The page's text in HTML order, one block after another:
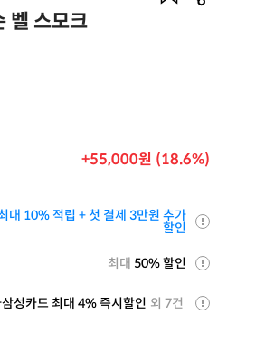
벨 스모크
+55,000원 (18.6%)
대 10% 적립 + 첫 결제 3만원 추가
할인
최대 50% 할인
성카드 최대 4% 즉시할인 외 7건